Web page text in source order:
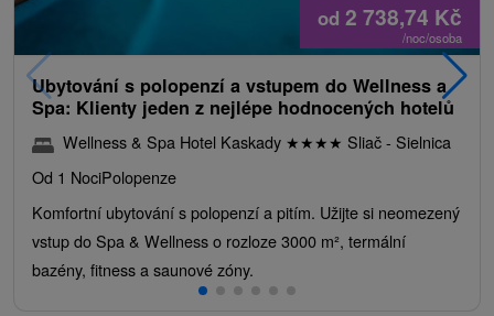
od 2 738,74 Kč
/noc/osoba
Ubytování s polopenzí a vstupem do Wellness a
Spa: Klienty jeden z nejlépe hodnocených hotelů
Wellness & Spa Hotel Kaskady ★★★★ Sliač - Sielnica
Od 1 NociPolopenze
Komfortní ubytování s polopenzí a pitím. Užijte si neomezený
vstup do Spa & Wellness o rozloze 3000 m², termální
bazény, fitness a saunové zóny.